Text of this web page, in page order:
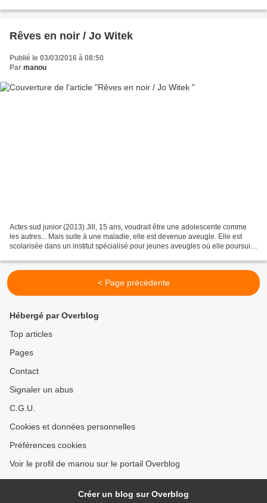
Rêves en noir / Jo Witek
Publié le 03/03/2016 à 08:50
Par manou
Actes sud junior (2013) Jill, 15 ans, voudrait être une adolescente comme
les autres... Mais suite à une maladie, elle est devenue aveugle. Elle est
scolarisée dans un institut spécialisé pour jeunes aveugles où elle poursuit
< Page précédente
Hébergé par Overblog
Top articles
Pages
Contact
Signaler un abus
C.G.U.
Cookies et données personnelles
Préférences cookies
Voir le profil de manou sur le portail Overblog
Créer un blog sur Overblog